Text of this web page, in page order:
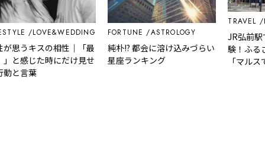
LOVE&WEDDING
キスの相性｜「最
じた時にだけ見せ
葉
FORTUNE ASTROLOGY
純朴!? 都会に溶け込みづらい
星座ランキング
TRAVEL
JR弘前駅でき
験！ふるさと
「マルスでき